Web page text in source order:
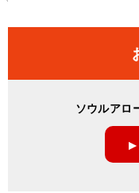
ビ
ソウルアロ